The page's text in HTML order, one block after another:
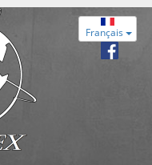
Français